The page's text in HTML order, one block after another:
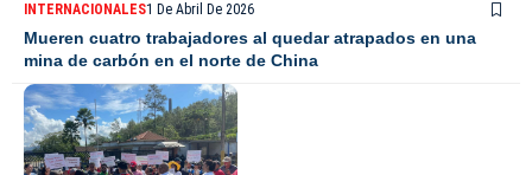
INTERNACIONALES1 De Abril De 2026
Mueren cuatro trabajadores al quedar atrapados en una
mina de carbón en el norte de China